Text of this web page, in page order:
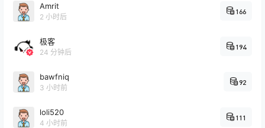
Amrit
2 小时后
166
极客
24 分钟后
194
bawfniq
3 小时前
92
loli520
4 小时前
111